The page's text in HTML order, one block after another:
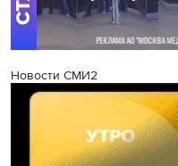
Новости СМИ2